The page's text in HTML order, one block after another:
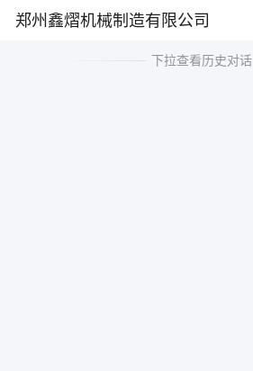
郑州鑫熠机械制造有限公司
下拉查看历史对话